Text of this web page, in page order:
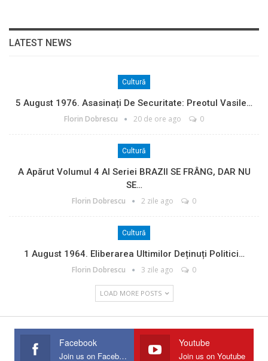
LATEST NEWS
Cultură
5 August 1976. Asasinați De Securitate: Preotul Vasile…
Florin Dobrescu 20 de ore ago 0
Cultură
A Apărut Volumul 4 Al Seriei BRAZII SE FRÂNG, DAR NU
SE…
Florin Dobrescu 2 zile ago 0
Cultură
1 August 1964. Eliberarea Ultimilor Deținuți Politici…
Florin Dobrescu 3 zile ago 0
LOAD MORE POSTS
Facebook
Join us on Facebook
Youtube
Join us on Youtube